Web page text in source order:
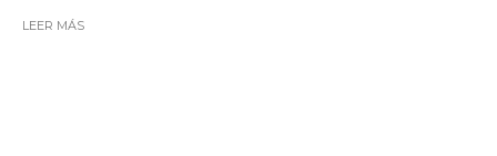
LEER MÁS